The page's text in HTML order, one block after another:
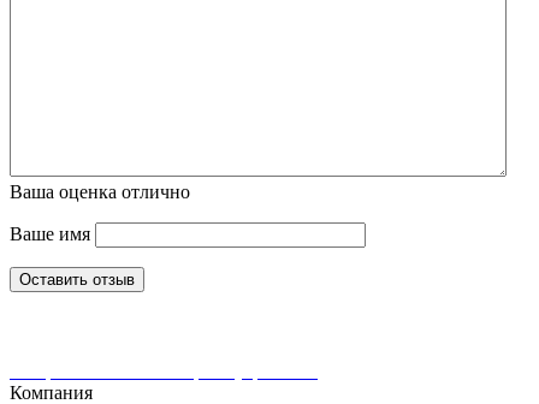
Ваша оценка отлично
Ваше имя
Оставить отзыв
Компания